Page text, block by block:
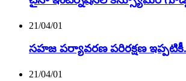
21/04/01
సహజ పర్యావరణ పరిరక్షణ
21/04/01